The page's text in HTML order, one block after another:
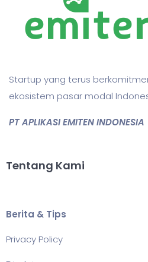
Startup yang terus
ekosistem pasar modal
PT APLIKASI EMITEN INDONESIA
Tentang Kami
Berita & Tips
Privacy Policy